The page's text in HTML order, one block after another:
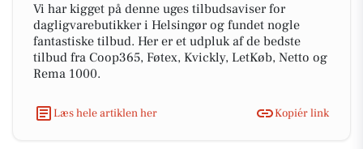
Vi har kigget på denne uges tilbudsaviser for
dagligvarebutikker i Helsingør og fundet nogle
fantastiske tilbud. Her er et udpluk af de bedste
tilbud fra Coop365, Føtex, Kvickly, LetKøb, Netto og
Rema 1000.
Læs hele artiklen her Kopiér link